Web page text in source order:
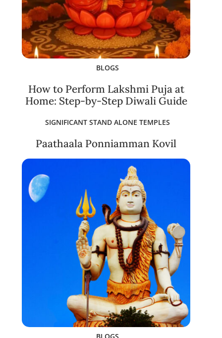
BLOGS
How to Perform Lakshmi Puja at
Home: Step-by-Step Diwali Guide
SIGNIFICANT STAND ALONE TEMPLES
Paathaala Ponniamman Kovil